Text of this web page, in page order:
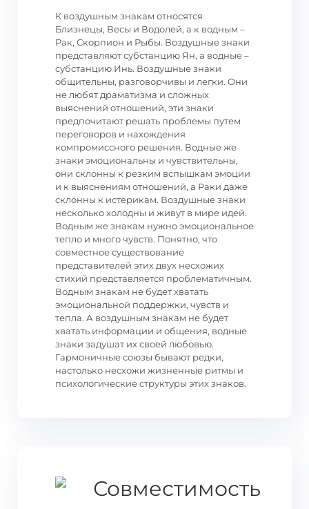
К воздушным знакам относятся
Близнецы, Весы и Водолей, а к водным –
Рак, Скорпион и Рыбы. Воздушные знаки
представляют субстанцию Ян, а водные –
субстанцию Инь. Воздушные знаки
общительны, разговорчивы и легки. Они
не любят драматизма и сложных
выяснений отношений, эти знаки
предпочитают решать проблемы путем
переговоров и нахождения
компромиссного решения. Водные же
знаки эмоциональны и чувствительны,
они склонны к резким вспышкам эмоции
и к выяснениям отношений, а Раки даже
склонны к истерикам. Воздушные знаки
несколько холодны и живут в мире идей.
Водным же знакам нужно эмоциональное
тепло и много чувств. Понятно, что
совместное существование
представителей этих двух несхожих
стихий представляется проблематичным.
Водным знакам не будет хватать
эмоциональной поддержки, чувств и
тепла. А воздушным знакам не будет
хватать информации и общения, водные
знаки задушат их своей любовью.
Гармоничные союзы бывают редки,
настолько несхожи жизненные ритмы и
психологические структуры этих знаков.
Совместимость